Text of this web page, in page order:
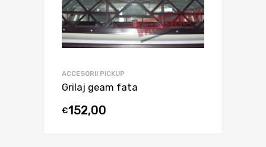
ACCESORII PICKUP
Grilaj geam fata
€152,00